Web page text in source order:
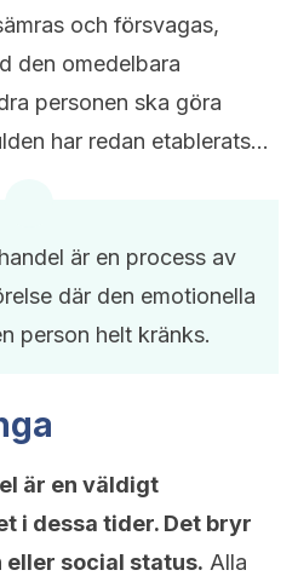
och försvagas,
den omedelbara
personen ska göra
har redan etablerats…
är en process av
där den emotionella
person helt kränks.
är en väldigt
i dessa tider. Det bryr
eller social status. Alla